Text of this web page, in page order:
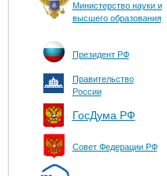
Министерство науки и
высшего образования
Президент РФ
Правительство
России
ГосДума РФ
Совет Федерации РФ